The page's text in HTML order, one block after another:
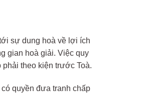
sự dung hoà về lợi ích
gian hoà giải. Việc quy
theo kiện trước Toà.
quyền đưa tranh chấp